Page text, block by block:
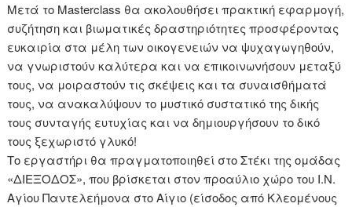
Μετά το Masterclass θα ακολουθήσει πρακτική εφαρμογή,
συζήτηση και βιωματικές δραστηριότητες προσφέροντας
ευκαιρία στα μέλη των οικογενειών να ψυχαγωγηθούν,
να γνωριστούν καλύτερα και να επικοινωνήσουν μεταξύ
τους, να μοιραστούν τις σκέψεις και τα συναισθήματά
τους, να ανακαλύψουν το μυστικό συστατικό της δικής
τους συνταγής ευτυχίας και να δημιουργήσουν το δικό
τους ξεχωριστό γλυκό!
Το εργαστήρι θα πραγματοποιηθεί στο Στέκι της ομάδας
«ΔΙΕΞΟΔΟΣ», που βρίσκεται στον προαύλιο χώρο του Ι.Ν.
Αγίου Παντελεήμονα στο Αίγιο (είσοδος από Κλεομένους